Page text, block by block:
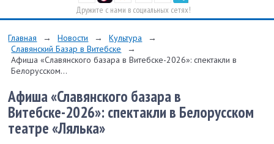
Дружите с нами в социальных сетях!
Главная → Новости → Культура
→
Славянский Базар в Витебске
→
Афиша «Славянского базара в Витебске-2026»: спектакли в
Белорусском...
Афиша «Славянского базара в
Витебске-2026»: спектакли в Белорусском
театре «Лялька»